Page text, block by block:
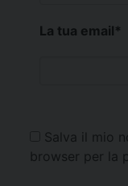
La tua email*
Salva il mio
browser per la